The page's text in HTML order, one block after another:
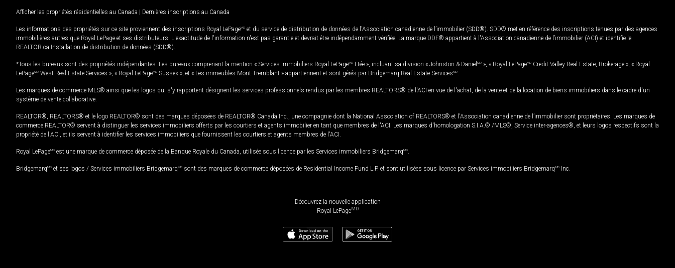
Afficher les propriétés résidentielles au Canada | Dernières inscriptions au Canada
Les informations des propriétés sur ce site proviennent des inscriptions Royal LePageMD et du service de distribution de données de l'Association canadienne de l’immobilier (SDD®). SDD® met en référence des inscriptions tenues par des agences
immobilières autres que Royal LePage et ses distributeurs. L'exactitude de l'information n'est pas garantie et devrait être indépendamment vérifiée. La marque DDF® appartient à l'Association canadienne de l’immobilier (ACI) et identifie le
REALTOR.ca Installation de distribution de données (SDD®).
*Tous les bureaux sont des propriétés indépendantes. Les bureaux comprenant la mention « Services immobiliers Royal LePageMD Ltée », incluant sa division « Johnston & Daniel MD », « Royal LePageMD Credit Valley Real Estate, Brokerage », « Royal
LePageMD West Real Estate Services », « Royal LePageMD Sussex », et « Les immeubles Mont-Tremblant » appartiennent et sont gérés par Bridgemarq Real Estate ServicesMD
Les marques de commerce MLS® ainsi que les logos qui s'y rapportent désignent les services professionnels rendus par les membres REALTORS® de l'ACI en vue de l'achat, de la vente et de la location de biens immobiliers dans le cadre d'un
système de vente collaborative.
REALTOR®, REALTORS® et le logo REALTOR® sont des marques déposées de REALTOR® Canada Inc., une compagnie dont la National Association of REALTORS® et l'Association canadienne de l’immobilier sont propriétaires. Les marques de
commerce REALTOR® servent à distinguer les services immobiliers offerts par les courtiers et agents immobilier en tant que membres de l'ACI. Les marques d'homologation S.I.A.® /MLS®, Service inter-agences®, et leurs logos respectifs sont la
propriété de l'ACI, et ils servent à identifier les services immobiliers que fournissent les courtiers et agents membres de l'ACI.
Royal LePageMD est une marque de commerce déposée de la Banque Royale du Canada, utilisée sous licence par les Services immobiliers BridgemarqMD
BridgemarqMD et ses logos / Services immobiliers BridgemarqMD sont des marques de commerce déposées de Residential Income Fund L.P. et sont utilisées sous licence par Services immobiliers BridgemarqMD Inc.
Découvrez la nouvelle application
Royal LePageMD